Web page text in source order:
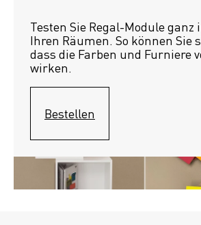
Testen Sie Regal-Module ganz
Ihren Räumen. So können Sie
dass die Farben und Furniere
wirken.
Bestellen